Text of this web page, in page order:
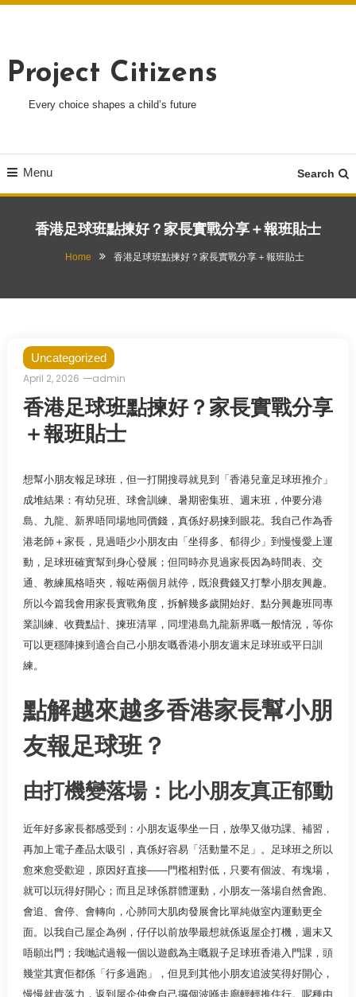
Project Citizens
Every choice shapes a child’s future
Menu Search
香港足球班點揀好？家長實戰分享＋報班貼士
Home 香港足球班點揀好？家長實戰分享＋報班貼士
Uncategorized
April 2, 2026
admin
香港足球班點揀好？家長實戰分享
＋報班貼士
想幫小朋友報足球班，但一打開搜尋就見到「香港兒童足球班推介」
成堆結果：有幼兒班、球會訓練、暑期密集班、週末班，仲要分港
島、九龍、新界唔同場地同價錢，真係好易揀到眼花。我自己作為香
港老師＋家長，見過唔少小朋友由「坐得多、郁得少」到慢慢愛上運
動，足球班確實幫到身心發展；但同時亦見過家長因為時間表、交
通、教練風格唔夾，報咗兩個月就停，既浪費錢又打擊小朋友興趣。
所以今篇我會用家長實戰角度，拆解幾多歲開始好、點分興趣班同專
業訓練、收費點計、揀班清單，同埋港島九龍新界嘅一般情況，等你
可以更穩陣揀到適合自己小朋友嘅香港小朋友週末足球班或平日訓
練。
點解越來越多香港家長幫小朋
友報足球班？
由打機變落場：比小朋友真正郁動
近年好多家長都感受到：小朋友返學坐一日，放學又做功課、補習，
再加上電子產品太吸引，真係好容易「活動量不足」。足球班之所以
愈來愈受歡迎，原因好直接——門檻相對低，只要有個波、有塊場，
就可以玩得好開心；而且足球係群體運動，小朋友一落場自然會跑、
會追、會停、會轉向，心肺同大肌肉發展會比單純做室內運動更全
面。以我自己屋企為例，仔仔以前放學最想就係返屋企打機，週末又
唔願出門；我哋試過報一個以遊戲為主嘅親子足球班香港入門課，頭
幾堂其實佢都係「行多過跑」，但見到其他小朋友追波笑得好開心，
慢慢就肯落力，返到屋企仲會自己攞個波喺走廊輕輕推住行。呢種由